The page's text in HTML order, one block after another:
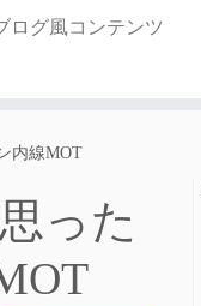
ログ風コンテンツ
内線MOT
った